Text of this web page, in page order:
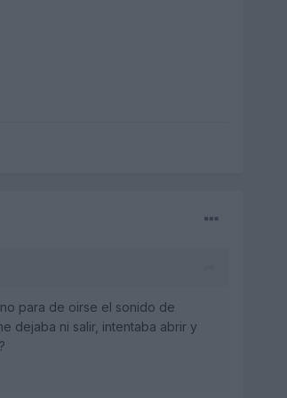
para de oirse el sonido de
dejaba ni salir, intentaba abrir y